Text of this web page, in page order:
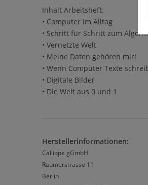
Inhalt Arbeitsheft:
• Computer im Alltag
• Schritt für Schritt zum
• Vernetzte Welt
• Meine Daten gehören mir!
• Wenn Computer Texte
• Digitale Bilder
• Die Welt aus 0 und 1
Herstellerinformationen:
Calliope gGmbH
Raumerstrasse 11
Berlin